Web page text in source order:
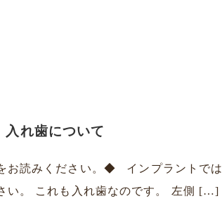
れ歯について
お読みください。◆ インプラントで
い。 これも入れ歯なのです。 左側 […]